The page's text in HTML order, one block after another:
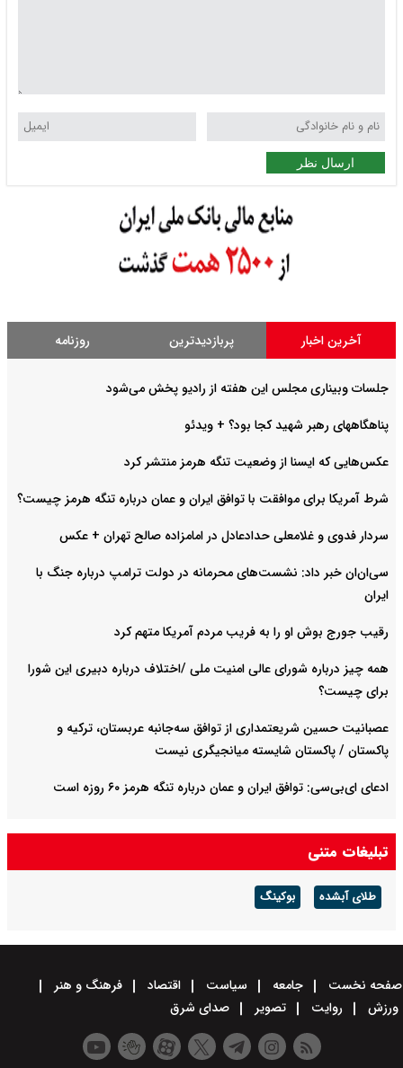
ارسال نظر
آخرین اخبار پربازدیدترین روزنامه
جلسات وبیناری مجلس این هفته از رادیو پخش می‌شود
پناهگاههای رهبر شهید کجا بود؟ + ویدئو
عکس‌هایی که ایسنا از وضعیت تنگه هرمز منتشر کرد
شرط آمریکا برای موافقت با توافق ایران و عمان درباره تنگه هرمز چیست؟
سردار فدوی و غلامعلی حدادعادل در امامزاده صالح تهران + عکس
سی‌ان‌ان خبر داد: نشست‌های محرمانه در دولت ترامپ درباره جنگ با
ایران
رقیب جورج بوش او را به فریب مردم آمریکا متهم کرد
همه چیز درباره شورای عالی امنیت ملی /اختلاف درباره دبیری این شورا
برای چیست؟
عصبانیت حسین شریعتمداری از توافق سه‌جانبه عربستان، ترکیه و
پاکستان / پاکستان شایسته میانجیگری نیست
ادعای ای‌بی‌سی: توافق ایران و عمان درباره تنگه هرمز ۶۰ روزه است
تبلیغات متنی
طلای آبشده بوکینگ
صفحه نخست جامعه سیاست اقتصاد
فرهنگ و هنر
ورزش
روایت تصویر صدای شرق